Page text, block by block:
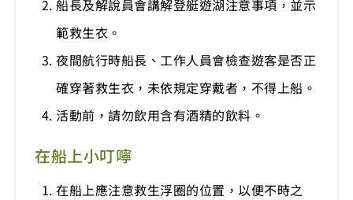
船長及解說員會講解登艇遊湖注意事項，並示
範救生衣。
夜間航行時船長、工作人員會檢查遊客是否正
確穿著救生衣，未依規定穿戴者，不得上船。
活動前，請勿飲用含有酒精的飲料。
在船上小叮嚀
在船上應注意救生浮圈的位置，以便不時之